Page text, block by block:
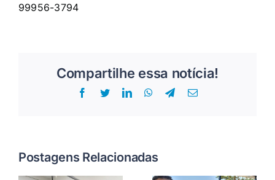
99956-3794
Compartilhe essa notícia!
Facebook
TwitterLinkedInWhatsApp
Telegram
E-
Postagens Relacionadas